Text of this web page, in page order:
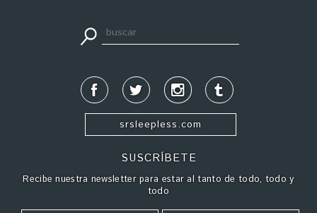
srsleepless.com
SUSCRÍBETE
Recibe nuestra newsletter para estar al tanto de todo, todo y
todo